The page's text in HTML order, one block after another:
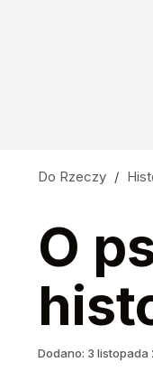
Do Rzeczy /
O
Dodano: 3 listopada